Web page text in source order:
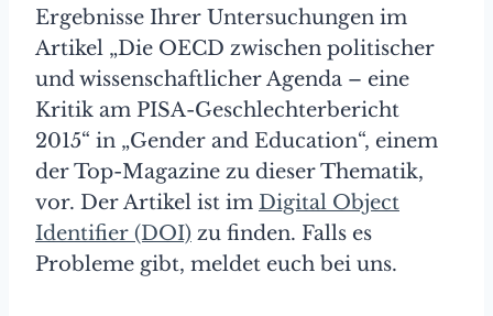
Ergebnisse Ihrer Untersuchungen im
Artikel „Die OECD zwischen politischer
und wissenschaftlicher Agenda – eine
Kritik am PISA-Geschlechterbericht
2015“ in „Gender and Education“, einem
der Top-Magazine zu dieser Thematik,
vor. Der Artikel ist im Digital Object
Identifier (DOI) zu finden. Falls es
Probleme gibt, meldet euch bei uns.